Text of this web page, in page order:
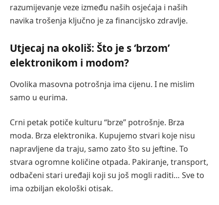
razumijevanje veze između naših osjećaja i naših
navika trošenja ključno je za financijsko zdravlje.
Utjecaj na okoliš: Što je s ‘brzom’
elektronikom i modom?
Ovolika masovna potrošnja ima cijenu. I ne mislim
samo u eurima.
Crni petak potiče kulturu “brze” potrošnje. Brza
moda. Brza elektronika. Kupujemo stvari koje nisu
napravljene da traju, samo zato što su jeftine. To
stvara ogromne količine otpada. Pakiranje, transport,
odbačeni stari uređaji koji su još mogli raditi… Sve to
ima ozbiljan ekološki otisak.